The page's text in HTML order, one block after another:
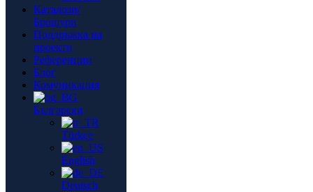
Каталози/
Брошури
Поддръжка на
проекти
Референции
Блог
Комуникация
Български
Türkçe
English
Deutsch